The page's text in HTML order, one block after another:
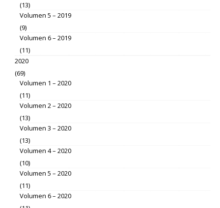
(13)
Volumen 5 – 2019
(9)
Volumen 6 – 2019
(11)
2020
(69)
Volumen 1 – 2020
(11)
Volumen 2 – 2020
(13)
Volumen 3 – 2020
(13)
Volumen 4 – 2020
(10)
Volumen 5 – 2020
(11)
Volumen 6 – 2020